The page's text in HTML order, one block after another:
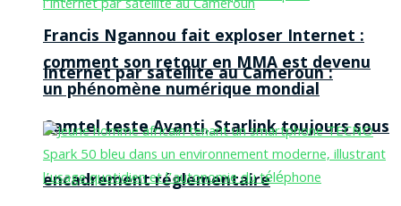
Internet par satellite au Cameroun :
Camtel teste Avanti, Starlink toujours sous
encadrement réglementaire
Francis Ngannou fait exploser Internet :
comment son retour en MMA est devenu
un phénomène numérique mondial